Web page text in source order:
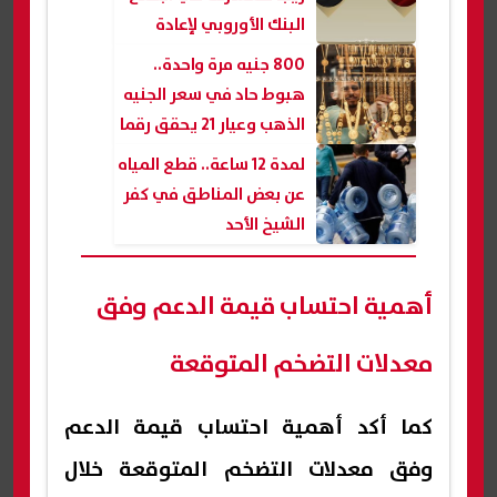
البنك الأوروبي لإعادة
الإعمار والتنمية
800 جنيه مرة واحدة..
هبوط حاد في سعر الجنيه
الذهب وعيار 21 يحقق رقما
قياسيا| عاجللمدة 12 ساعة.. قطع المياه
عن بعض المناطق في كفر
الشيخ الأحد
أهمية احتساب قيمة الدعم وفق
معدلات التضخم المتوقعة
كما أكد أهمية احتساب قيمة الدعم
وفق معدلات التضخم المتوقعة خلال